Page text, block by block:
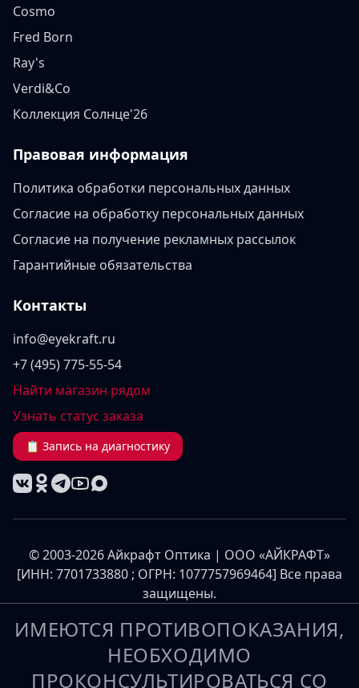
Cosmo
Fred Born
Ray's
Verdi&Co
Коллекция Солнце'26
Правовая информация
Политика обработки персональных данных
Согласие на обработку персональных данных
Согласие на получение рекламных рассылок
Гарантийные обязательства
Контакты
info@eyekraft.ru
+7 (495) 775-55-54
Найти магазин рядом
Узнать статус заказа
📋 Запись на диагностику
© 2003-2026 Айкрафт Оптика | ООО «АЙКРАФТ»
[ИНН: 7701733880 ; ОГРН: 1077757969464] Все права
защищены.
ИМЕЮТСЯ ПРОТИВОПОКАЗАНИЯ,
НЕОБХОДИМО
ПРОКОНСУЛЬТИРОВАТЬСЯ СО